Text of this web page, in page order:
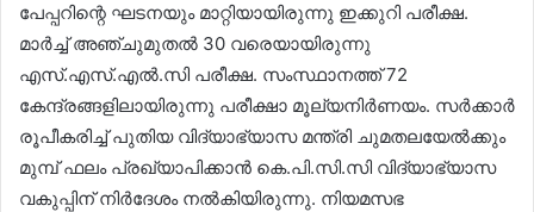
പേപ്പറിന്റെ ഘടനയും മാറ്റിയായിരുന്നു ഇക്കുറി പരീക്ഷ.
മാർച്ച് അഞ്ചുമുതൽ 30 വരെയായിരുന്നു
എസ്.എസ്.എൽ.സി പരീക്ഷ. സംസ്ഥാനത്ത് 72
കേന്ദ്രങ്ങളിലായിരുന്നു പരീക്ഷാ മൂല്യനിർണയം. സർക്കാർ
രൂപീകരിച്ച് പുതിയ വിദ്യാഭ്യാസ മന്ത്രി ചുമതലയേൽക്കും
മുമ്പ് ഫലം പ്രഖ്യാപിക്കാൻ കെ.പി.സി.സി വിദ്യാഭ്യാസ
വകുപ്പിന് നിർദേശം നൽകിയിരുന്നു. നിയമസഭ